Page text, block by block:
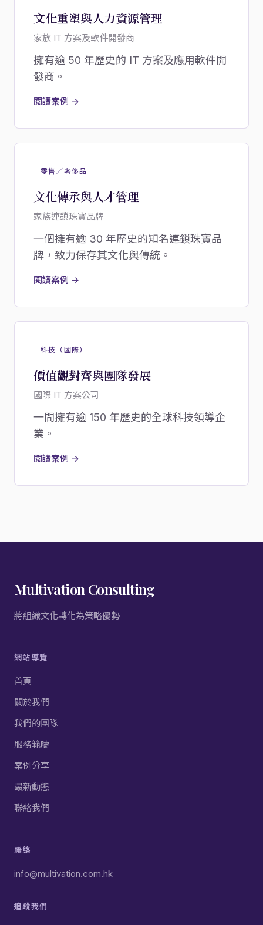
文化重塑與人力資源管理
家族 IT 方案及軟件開發商
擁有逾 50 年歷史的 IT 方案及應用軟件開
發商。
閱讀案例 →
零售／奢侈品
文化傳承與人才管理
家族連鎖珠寶品牌
一個擁有逾 30 年歷史的知名連鎖珠寶品
牌，致力保存其文化與傳統。
閱讀案例 →
科技（國際）
價值觀對齊與團隊發展
國際 IT 方案公司
一間擁有逾 150 年歷史的全球科技領導企
業。
閱讀案例 →
Multivation Consulting
將組織文化轉化為策略優勢
網站導覽
首頁
關於我們
我們的團隊
服務範疇
案例分享
最新動態
聯絡我們
聯絡
info@multivation.com.hk
追蹤我們